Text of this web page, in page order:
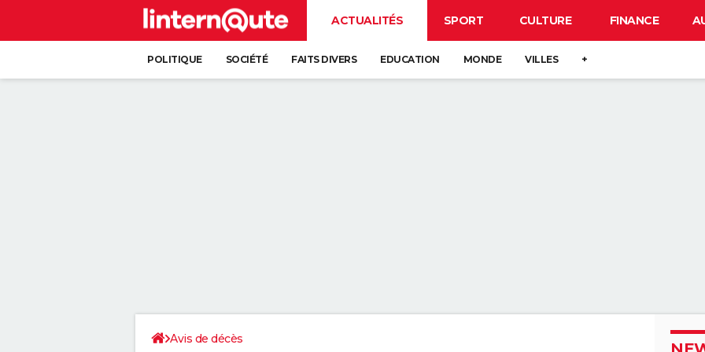
ACTUALITÉS SPORT CULTURE FINANCE
POLITIQUE SOCIÉTÉ FAITS DIVERS EDUCATION MONDE VILLES +
Avis de décès